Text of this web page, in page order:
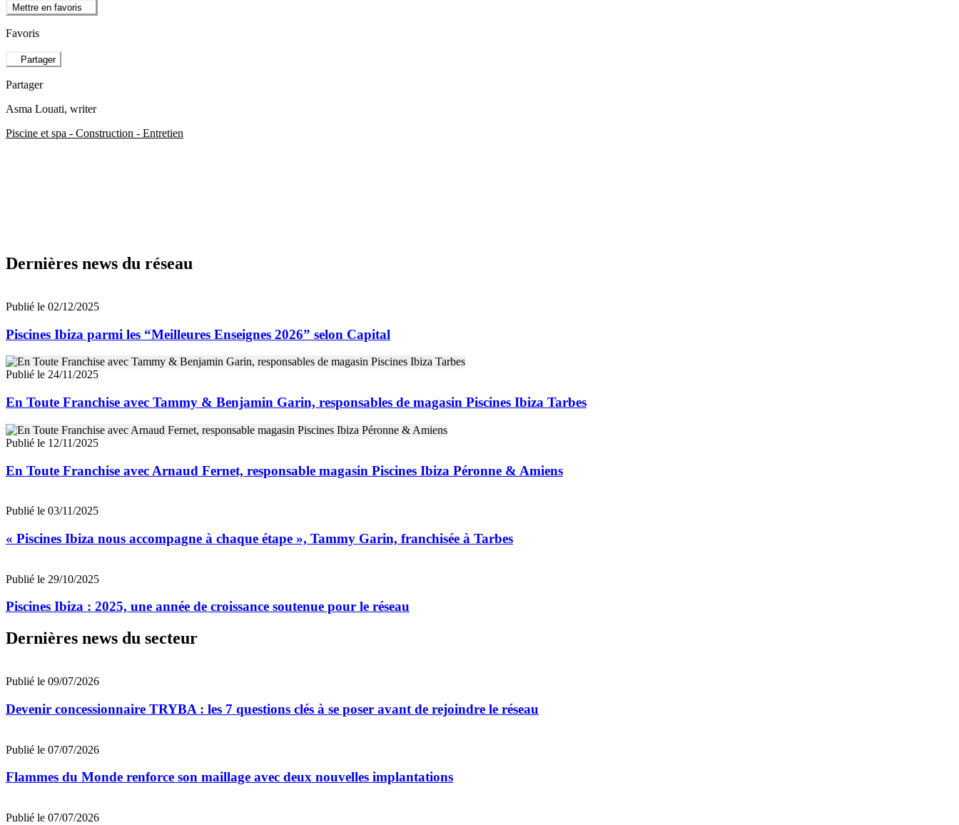
Mettre en favoris
Favoris
Partager
Partager
Asma Louati, writer
Piscine et spa - Construction - Entretien
Dernières news du réseau
Publié le 02/12/2025
Piscines Ibiza parmi les “Meilleures Enseignes 2026” selon Capital
Publié le 24/11/2025
En Toute Franchise avec Tammy & Benjamin Garin, responsables de magasin Piscines Ibiza Tarbes
Publié le 12/11/2025
En Toute Franchise avec Arnaud Fernet, responsable magasin Piscines Ibiza Péronne & Amiens
Publié le 03/11/2025
« Piscines Ibiza nous accompagne à chaque étape », Tammy Garin, franchisée à Tarbes
Publié le 29/10/2025
Piscines Ibiza : 2025, une année de croissance soutenue pour le réseau
Dernières news du secteur
Publié le 09/07/2026
Devenir concessionnaire TRYBA : les 7 questions clés à se poser avant de rejoindre le réseau
Publié le 07/07/2026
Flammes du Monde renforce son maillage avec deux nouvelles implantations
Publié le 07/07/2026